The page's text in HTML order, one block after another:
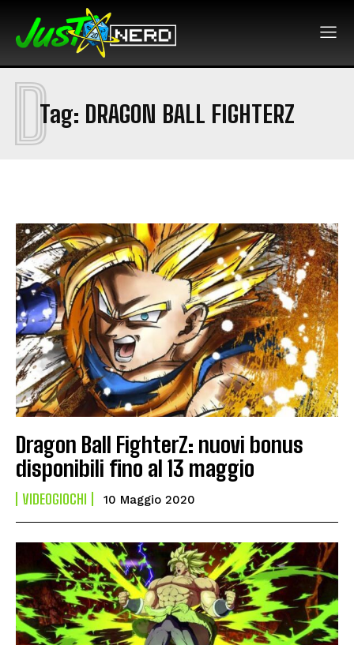
Tag: DRAGON BALL FIGHTERZ
D
Dragon Ball FighterZ: nuovi bonus
disponibili fino al 13 maggio
VIDEOGIOCHI 10 Maggio 2020